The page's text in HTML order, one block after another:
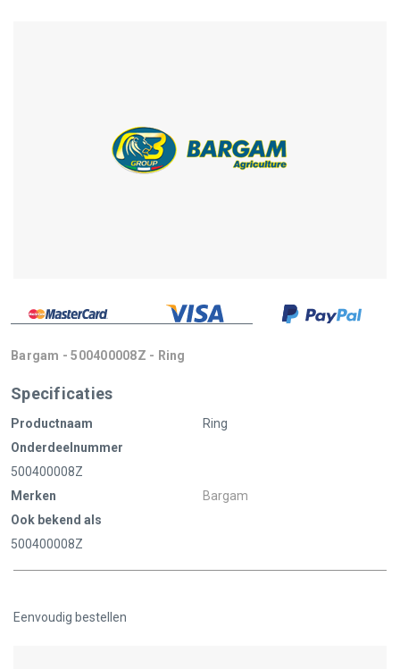
Bargam - 500400008Z - Ring
Specificaties
Productnaam
Ring
Onderdeelnummer
500400008Z
Merken
Bargam
Ook bekend als
500400008Z
Eenvoudig bestellen